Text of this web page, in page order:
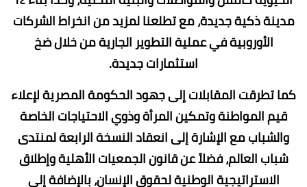
مدينة ذكية جديدة، مع تطلعنا لمزيد من انخراط الشركات
الأوروبية في عملية التطوير الجارية من خلال ضخ
استثمارات جديدة.
كما تطرقت المقابلات إلى جهود الحكومة المصرية لإعلاء
قيم المواطنة وتمكين المرأة وذوي الاحتياجات الخاصة
والشباب مع الإشارة إلى انعقاد النسخة الرابعة لمنتدى
شباب العالم، فضلاً عن قانون الجمعيات الأهلية وإطلاق
الاستراتيجية الوطنية لحقوق الإنسان، بالإضافة إلي